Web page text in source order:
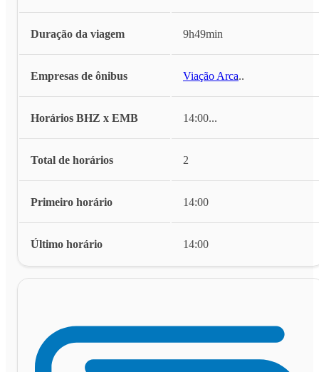
Duração da viagem 9h49min
Empresas de ônibus Viação Arca...
Horários BHZ x EMB 14:00...
Total de horários 2
Primeiro horário 14:00
Último horário 14:00